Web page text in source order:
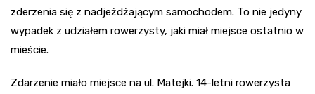
zderzenia się z nadjeżdżającym samochodem. To nie jedyny
wypadek z udziałem rowerzysty, jaki miał miejsce ostatnio w
mieście.
Zdarzenie miało miejsce na ul. Matejki. 14-letni rowerzysta